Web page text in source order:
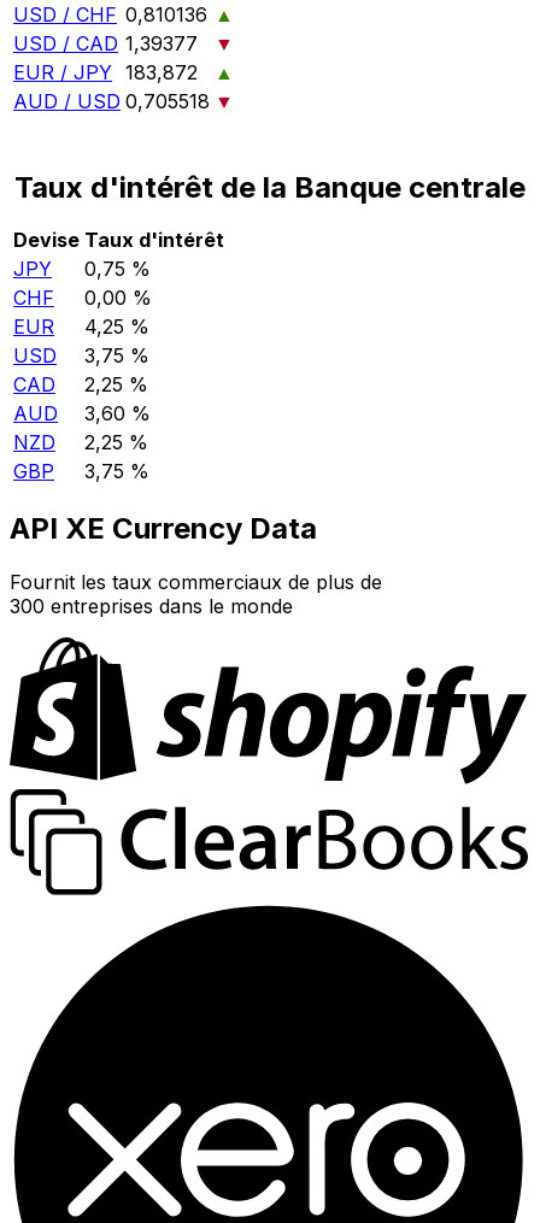
USD / CHF 0,810136 ▲
USD / CAD 1,39377
▼
EUR / JPY 183,872
▲
AUD / USD 0,705518 ▼
Taux d'intérêt de la Banque centrale
Devise Taux d'intérêt
JPY
0,75 %
CHF
0,00 %
EUR
4,25 %
USD
3,75 %
CAD
2,25 %
AUD
3,60 %
NZD
2,25 %
GBP
3,75 %
API XE Currency Data
Fournit les taux commerciaux de plus de
300 entreprises dans le monde